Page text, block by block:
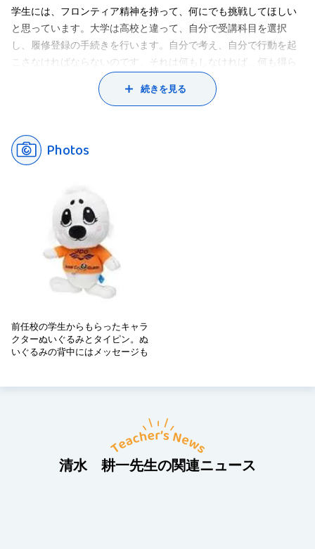
で、法の規制が厳しすぎて、ビジネスが発展しないということに
なっては本末転倒です。ですから、商取引法は、ビジネスの発展
を妨害しないようにしなければならないとともに、ビジネス参加
者が取り決めなかった場合などに備えて、合理的な解決のルール
を用意しなければなりません。そういうビジネスの活動をサポー
トするルールが、商取引の基本になります。
の目的は何であるのか、どのような場合にはあてはまり、どのよ
うな場合にはあてはまらないのか、疑問を持ちながら、あるべき
を拒否されたら困りますよね。一方、保険会社の立場も考慮しな
ければなりません。5年後に必ず病気になると分かっている人を保
険加入させて良いものかどうか。そこで、このような互いの不利
益を避け、なおかつ保険制度を維持させるには、どのように調整
すれば良いかということを、ドイツ法を素材に考えています。も
ちろん遺伝子診断で病気を特定することは、まだそれほど進んで
ルールの取り決めが進んでいます。そんなドイツの法から日本の
法へ示唆を得たいと思い、研究に取り組んでいます。
学生には、フロンティア精神を持って、何にでも挑戦してほしい
と思っています。大学は高校と違って、自分で受講科目を選択
し、履修登録の手続きを行います。自分で考え、自分で行動を起
こさなければならないのです。それは何もしなければ、何も得ら
れないという厳しい面を含んでいますが、逆に学びたいこと、し
てみたいこと、なりたい自分になるためにすべきこと、これらを
ます。その環境を最大限活用し、人にアピールできるような自分
の強みを、大学時代に見つけてください。
続きを見る
Photos
前任校の学生からもらったキャラ
クターぬいぐるみとタイピン。ぬ
いぐるみの背中にはメッセージも
清水 耕一先生の関連ニュース